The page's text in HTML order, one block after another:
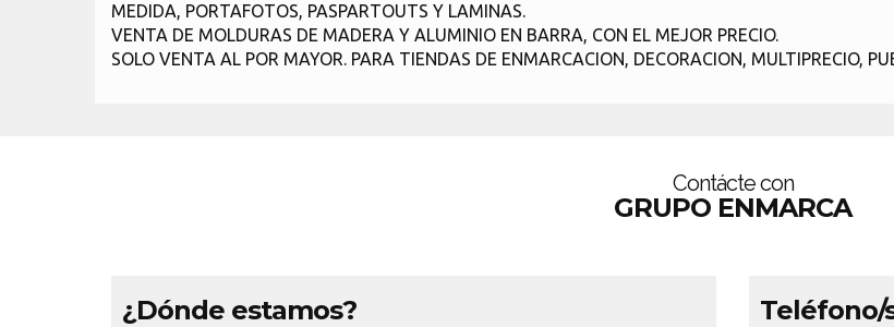
MEDIDA, PORTAFOTOS, PASPARTOUTS Y LAMINAS.
VENTA DE MOLDURAS DE MADERA Y ALUMINIO EN BARRA, CON EL MEJOR PRECIO.
SOLO VENTA AL POR MAYOR. PARA TIENDAS DE ENMARCACION, DECORACION, MULTIPRECIO,
Contácte con
GRUPO ENMARCA
¿Dónde estamos? Teléfono/